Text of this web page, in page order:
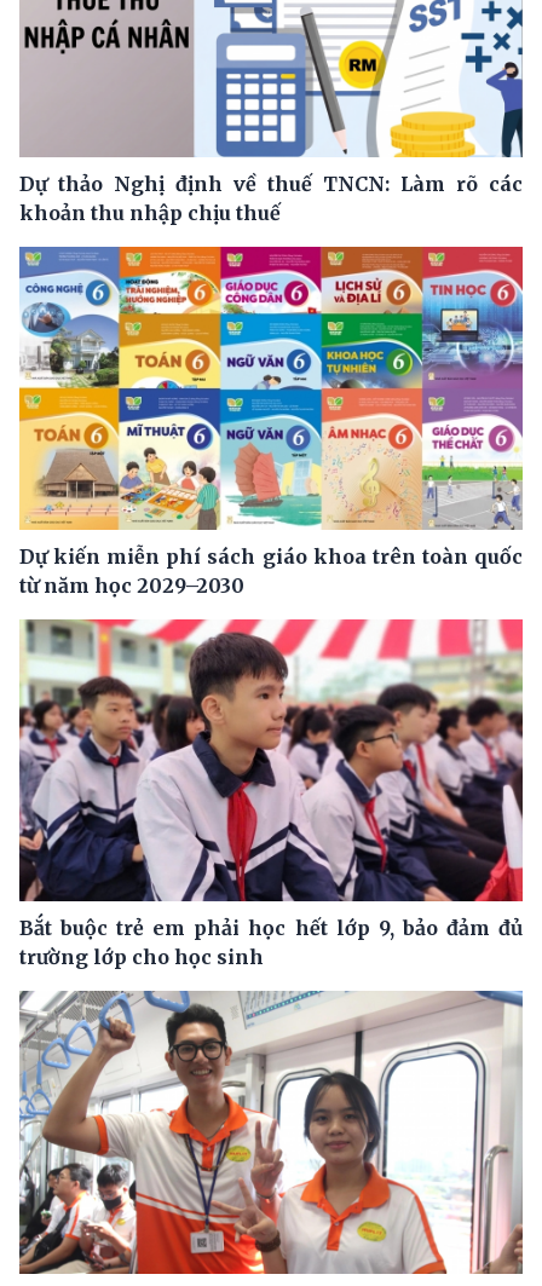
Dự thảo Nghị định về thuế TNCN: Làm rõ các
khoản thu nhập chịu thuế
Dự kiến miễn phí sách giáo khoa trên toàn quốc
từ năm học 2029–2030
Bắt buộc trẻ em phải học hết lớp 9, bảo đảm đủ
trường lớp cho học sinh